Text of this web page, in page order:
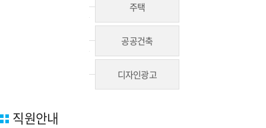
주택
공공건축
디자인광고
직원안내